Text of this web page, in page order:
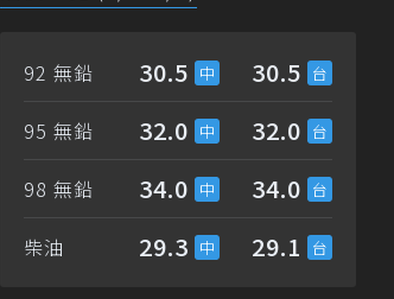
92 無鉛 30.5 30.5
95 無鉛 32.0 32.0
98 無鉛 34.0 34.0
柴油 29.3 29.1